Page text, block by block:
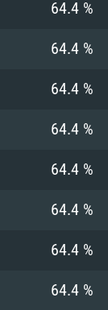
구
권장 사
운영체제:
프로세서:
권장 사
운영체제:
프로세서:
권장 사
운영체제:
프로세서:
64.4 %
64.4 %
64.4 %
64.4 %
64.4 %
64.4 %
64.4 %
64.4 %